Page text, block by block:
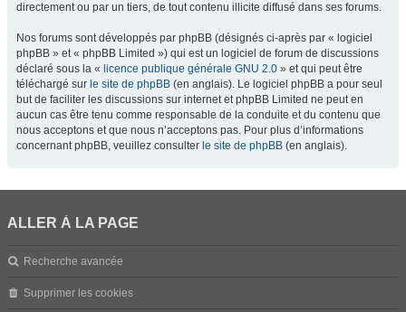
directement ou par un tiers, de tout contenu illicite diffusé dans ses forums.
Nos forums sont développés par phpBB (désignés ci-après par « logiciel
phpBB » et « phpBB Limited ») qui est un logiciel de forum de discussions
déclaré sous la « licence publique générale GNU 2.0 » et qui peut être
téléchargé sur le site de phpBB (en anglais). Le logiciel phpBB a pour seul
but de faciliter les discussions sur internet et phpBB Limited ne peut en
aucun cas être tenu comme responsable de la conduite et du contenu que
nous acceptons et que nous n’acceptons pas. Pour plus d’informations
concernant phpBB, veuillez consulter le site de phpBB (en anglais).
ALLER À LA PAGE
Recherche avancée
Supprimer les cookies